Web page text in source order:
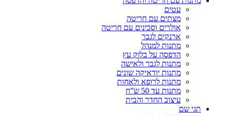
עטים
מצתים עם חריטה
אולרים וסכינים עם חריטה
ארנקים לגבר
מתנות למנהל
הדפסה על בלוק עץ
מתנות לגבר ולאישה
מתנות יודאיקה שונים
מתנות לרופא ולאחות
מתנות עד 50 ש”ח
עיצוב החדר והבית
תגי שם